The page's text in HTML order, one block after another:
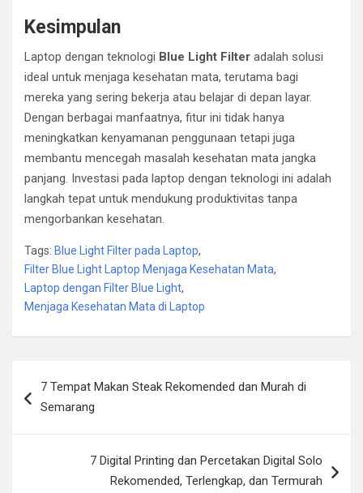
Kesimpulan
Laptop dengan teknologi Blue Light Filter adalah solusi
ideal untuk menjaga kesehatan mata, terutama bagi
mereka yang sering bekerja atau belajar di depan layar.
Dengan berbagai manfaatnya, fitur ini tidak hanya
meningkatkan kenyamanan penggunaan tetapi juga
membantu mencegah masalah kesehatan mata jangka
panjang. Investasi pada laptop dengan teknologi ini adalah
langkah tepat untuk mendukung produktivitas tanpa
mengorbankan kesehatan.
Tags: Blue Light Filter pada Laptop,
Filter Blue Light Laptop Menjaga Kesehatan Mata,
Laptop dengan Filter Blue Light,
Menjaga Kesehatan Mata di Laptop
navigation
7 Tempat Makan Steak Rekomended dan Murah di
Semarang
7 Digital Printing dan Percetakan Digital Solo
Rekomended, Terlengkap, dan Termurah